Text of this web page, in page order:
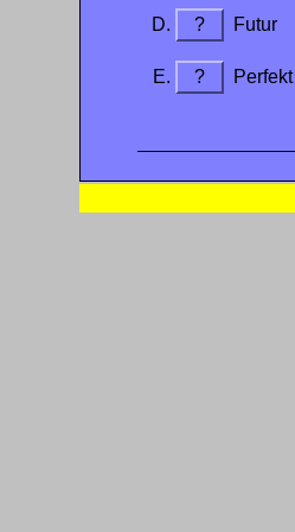
? Futur
? Perfekt